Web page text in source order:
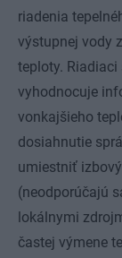
riadenia
výstupnej vody
teploty.
vyhodnocuje
vonkajšieho
dosiahnutie
umiestniť
(neodporúčajú
lokálnymi
častej výmene